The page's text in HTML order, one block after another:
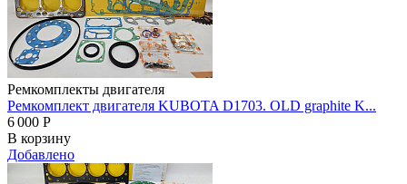
Ремкомплекты двигателя
Ремкомплект двигателя KUBOTA D1703. OLD graphite K...
6 000 Р
В корзину
Добавлено